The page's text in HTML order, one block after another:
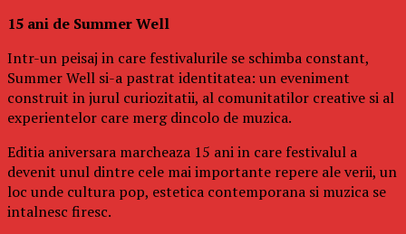
15 ani de Summer Well
Intr-un peisaj in care festivalurile se schimba constant,
Summer Well si-a pastrat identitatea: un eveniment
construit in jurul curiozitatii, al comunitatilor creative si al
experientelor care merg dincolo de muzica.
Editia aniversara marcheaza 15 ani in care festivalul a
devenit unul dintre cele mai importante repere ale verii, un
loc unde cultura pop, estetica contemporana si muzica se
intalnesc firesc.